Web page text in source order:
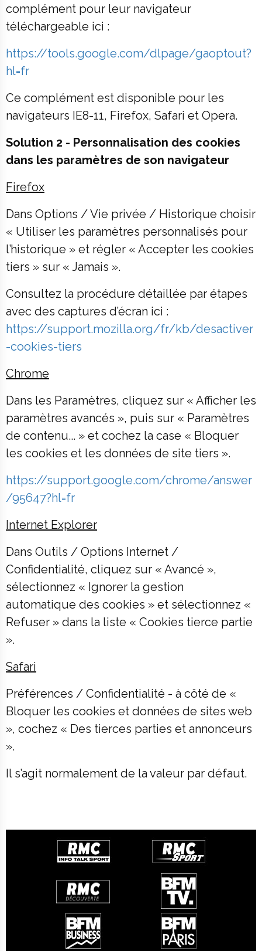
complément pour leur navigateur
téléchargeable ici :
https://tools.google.com/dlpage/gaoptout?
hl=fr
Ce complément est disponible pour les
navigateurs IE8-11, Firefox, Safari et Opera.
Solution 2 - Personnalisation des cookies
dans les paramètres de son navigateur
Firefox
Dans Options / Vie privée / Historique choisir
« Utiliser les paramètres personnalisés pour
l’historique » et régler « Accepter les cookies
tiers » sur « Jamais ».
Consultez la procédure détaillée par étapes
avec des captures d’écran ici :
https://support.mozilla.org/fr/kb/desactiver
-cookies-tiers
Chrome
Dans les Paramètres, cliquez sur « Afficher les
paramètres avancés », puis sur « Paramètres
de contenu... » et cochez la case « Bloquer
les cookies et les données de site tiers ».
https://support.google.com/chrome/answer
/95647?hl=fr
Internet Explorer
Dans Outils / Options Internet /
Confidentialité, cliquez sur « Avancé »,
sélectionnez « Ignorer la gestion
automatique des cookies » et sélectionnez «
Refuser » dans la liste « Cookies tierce partie
».
Safari
Préférences / Confidentialité - à côté de «
Bloquer les cookies et données de sites web
», cochez « Des tierces parties et annonceurs
».
Il s’agit normalement de la valeur par défaut.